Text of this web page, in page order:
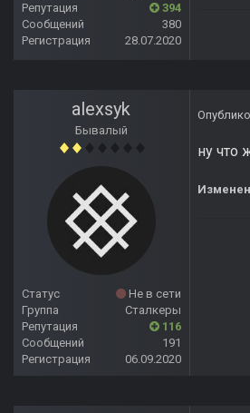
Репутация
394
Сообщений
380
Регистрация
28.07.2020
alexsyk
Бывалый
Статус
Не в сети
Группа
Сталкеры
Репутация
116
Сообщений
191
Регистрация
06.09.2020
ну что